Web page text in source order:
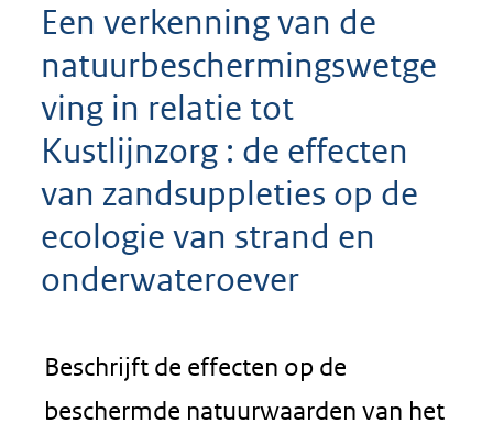
Een verkenning van de
natuurbeschermingswetge
ving in relatie tot
Kustlijnzorg : de effecten
van zandsuppleties op de
ecologie van strand en
onderwateroever
Beschrijft de effecten op de
beschermde natuurwaarden van het